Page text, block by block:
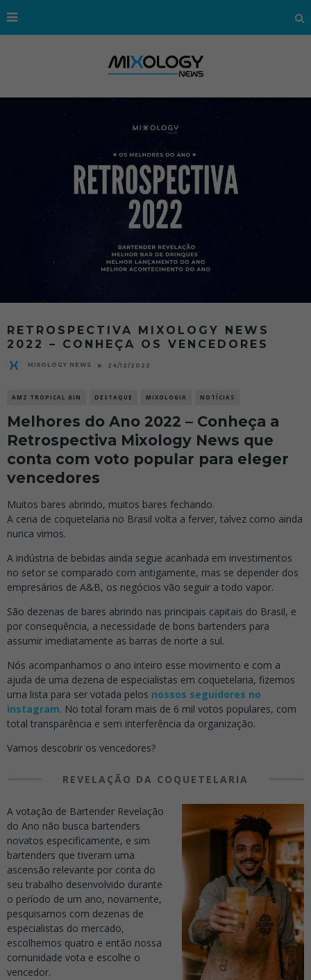
RETROSPECTIVA MIXOLOGY NEWS
2022 – CONHEÇA OS VENCEDORES
MIXOLOGY NEWS 24/12/2022
AMZ TROPICAL GIN DESTAQUE MIXOLOGIA NOTÍCIAS
Melhores do Ano 2022 – Conheça a
Retrospectiva Mixology News que
conta com voto popular para eleger
vencedores
Muitos bares abrindo, muitos bares fechando.
A cena de coquetelaria no Brasil volta a ferver, talvez como ainda
nunca vimos.
A indústria de bebidas ainda segue acanhada em investimentos
no setor se comparado com antigamente, mas se depender dos
empresários de A&B, os negócios vão seguir a todo vapor.
São dezenas de bares abrindo nas principais capitais do Brasil, e
por consequência, a necessidade de bons bartenders para
assumir imediatamente as barras de norte a sul.
Nós acompanhamos o ano inteiro esse movimento e com a
ajuda de uma dezena de especialistas em coquetelaria, fizemos
uma lista para ser votada pelos nossos seguidores no
instagram. No total foram mais de 6 mil votos populares, com
total transparência e sem interferência da organização.
Vamos descobrir os vencedores?
REVELAÇÃO DA COQUETELARIA
A votação de Bartender Revelação
do Ano não busca bartenders
novatos especificamente, e sim
bartenders que tiveram uma
ascensão relevante por conta do
seu trabalho desenvolvido durante
o período de um ano, novamente,
pesquisamos com dezenas de
especialistas do mercado,
escolhemos quatro e então nossa
comunidade vota e escolhe o
vencedor.